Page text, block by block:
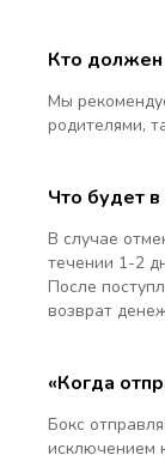
Кто должен
Мы
родителями,
Что будет в
В случае
течении 1-2
После
возврат
«Когда
Бокс
исключением